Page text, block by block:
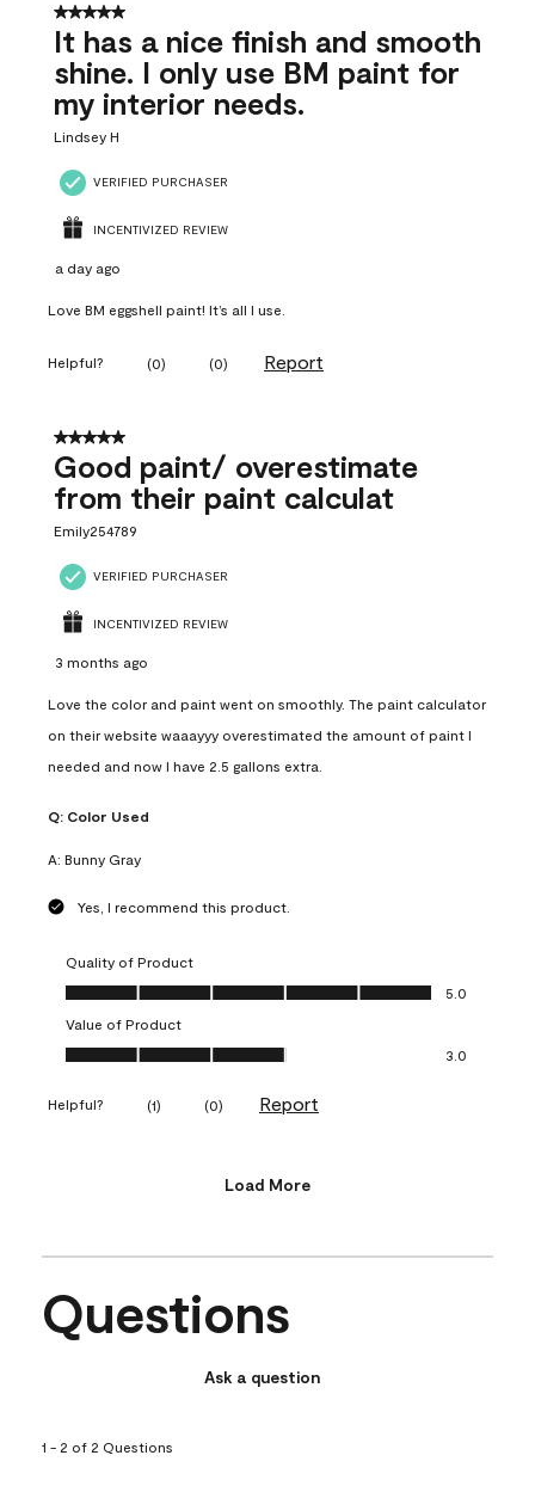
5 out of 5 stars.
It has a nice finish and smooth
shine. I only use BM paint for
my interior needs.
Lindsey H
VERIFIED PURCHASER
INCENTIVIZED REVIEW
a day ago
Love BM eggshell paint! It’s all I use.
Helpful? (0) (0) Report
5 out of 5 stars.
Good paint/ overestimate
from their paint calculat
Emily254789
VERIFIED PURCHASER
INCENTIVIZED REVIEW
3 months ago
Love the color and paint went on smoothly. The paint calculator
on their website waaayyy overestimated the amount of paint I
needed and now I have 2.5 gallons extra.
Q: Color Used
A: Bunny Gray
Yes, I recommend this product.
Quality of Product
Quality of Product, 5.0 out of 5
5.0
Value of Product
Value of Product, 3.0 out of 5
3.0
Helpful? (1) (0) Report
Load More
Questions
Ask a question
1 - 2 of 2 Questions